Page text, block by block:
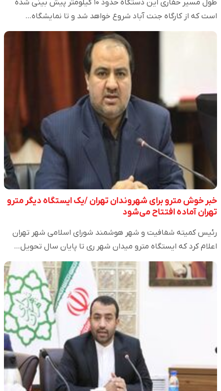
طول مسیر حفاری این دستگاه حدود ۱۰ کیلومتر پیش بینی شده
است که از کارگاه جنت آباد شروع خواهد شد و تا نمایشگاه…
خبر خوش مترو برای شهروندان تهران /یک ایستگاه دیگر مترو
تهران آماده افتتاح می‌شود
رئیس کمیته شفافیت و شهر هوشمند شورای اسلامی شهر تهران
اعلام کرد که ایستگاه مترو میدان شهر ری تا پایان سال تحویل…